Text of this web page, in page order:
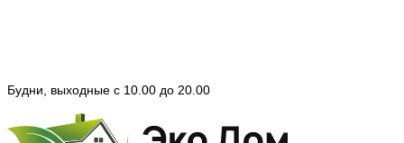
Будни, выходные с 10.00 до 20.00